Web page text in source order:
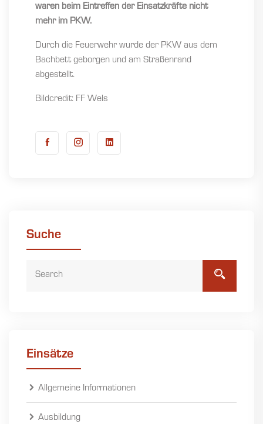
waren beim Eintreffen der Einsatzkräfte nicht
mehr im PKW.
Durch die Feuerwehr wurde der PKW aus dem
Bachbett geborgen und am Straßenrand
abgestellt.
Bildcredit: FF Wels
Suche
Einsätze
Allgemeine Informationen
Ausbildung